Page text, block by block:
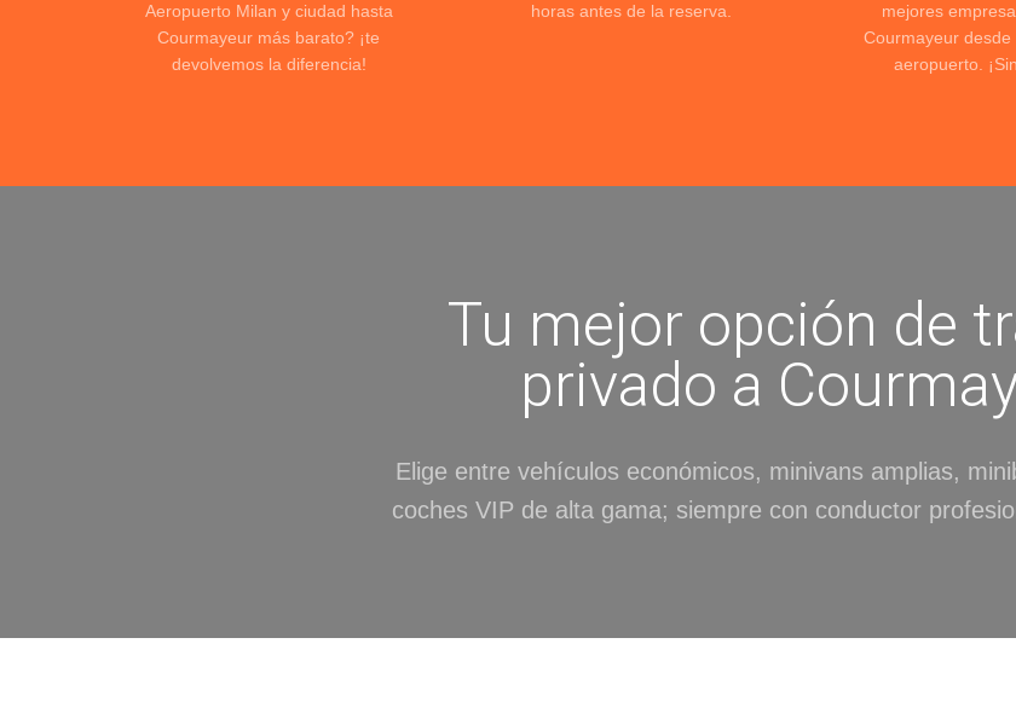
Aeropuerto Milan y ciudad hasta
Courmayeur más barato? ¡te
devolvemos la diferencia!
horas antes de la reserva.
mejores
Courmayeur desde
aeropuerto.
Tu mejor opción de
privado a
Elige entre vehículos económicos, minivans amplias,
coches VIP de alta gama; siempre con conductor